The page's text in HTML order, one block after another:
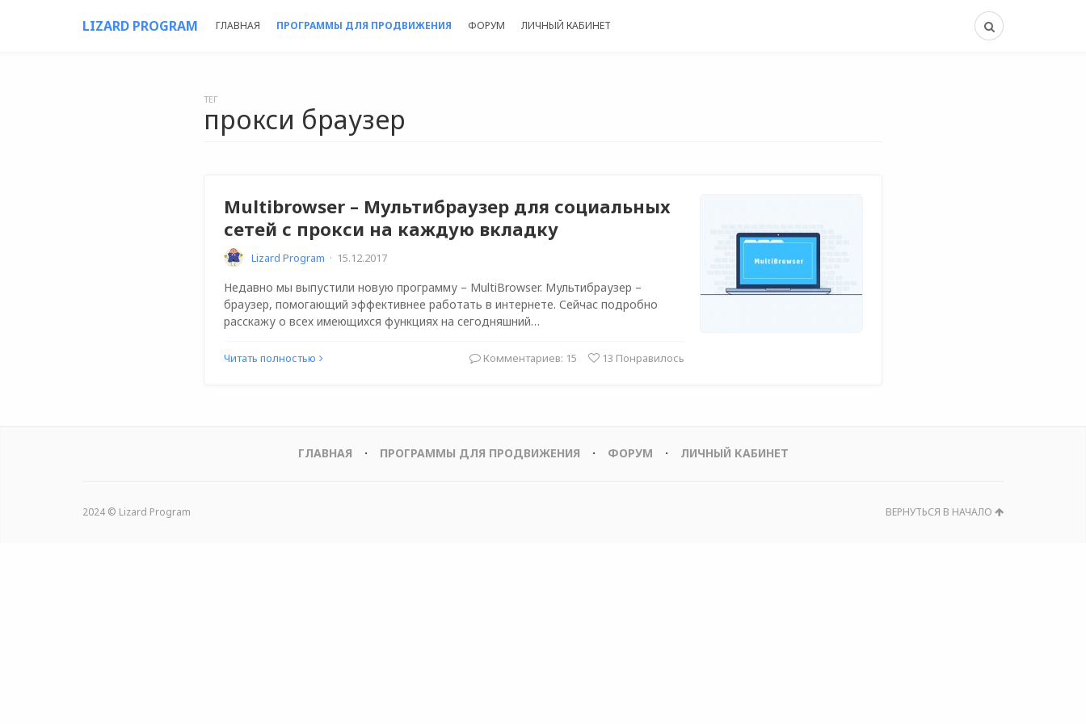
LIZARD PROGRAM ГЛАВНАЯ ПРОГРАММЫ ДЛЯ ПРОДВИЖЕНИЯ ФОРУМ ЛИЧНЫЙ КАБИНЕТ
ТЕГ
прокси браузер
Multibrowser – Мультибраузер для социальных
сетей с прокси на каждую вкладку
Lizard Program · 15.12.2017
Недавно мы выпустили новую программу – MultiBrowser. Мультибраузер –
браузер, помогающий эффективнее работать в интернете. Сейчас подробно
расскажу о всех имеющихся функциях на сегодняшний…
Читать полностью Комментариев: 15 13 Понравилось
ГЛАВНАЯ ПРОГРАММЫ ДЛЯ ПРОДВИЖЕНИЯ ФОРУМ ЛИЧНЫЙ КАБИНЕТ
2024 © Lizard Program ВЕРНУТЬСЯ В НАЧАЛО